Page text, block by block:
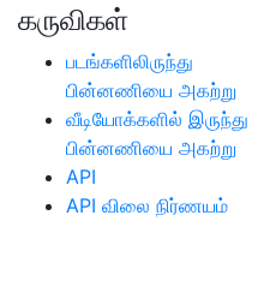
கருவிகள்
படங்களிலிருந்து
பின்னணியை அகற்று
வீடியோக்களில் இருந்து
பின்னணியை அகற்று
API
API விலை நிர்ணயம்